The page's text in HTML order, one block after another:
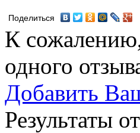
Поделиться
К
одного
Добавить
Результаты